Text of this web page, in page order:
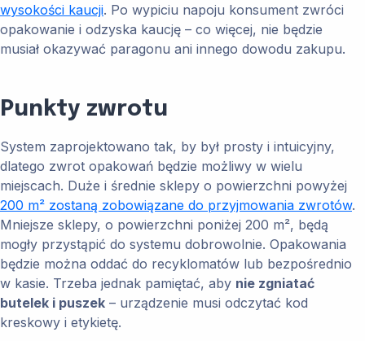
wysokości kaucji. Po wypiciu napoju konsument zwróci
opakowanie i odzyska kaucję – co więcej, nie będzie
musiał okazywać paragonu ani innego dowodu zakupu.
Punkty zwrotu
System zaprojektowano tak, by był prosty i intuicyjny,
dlatego zwrot opakowań będzie możliwy w wielu
miejscach. Duże i średnie sklepy o powierzchni powyżej
200 m² zostaną zobowiązane do przyjmowania zwrotów.
Mniejsze sklepy, o powierzchni poniżej 200 m², będą
mogły przystąpić do systemu dobrowolnie. Opakowania
będzie można oddać do recyklomatów lub bezpośrednio
w kasie. Trzeba jednak pamiętać, aby nie zgniatać
butelek i puszek – urządzenie musi odczytać kod
kreskowy i etykietę.